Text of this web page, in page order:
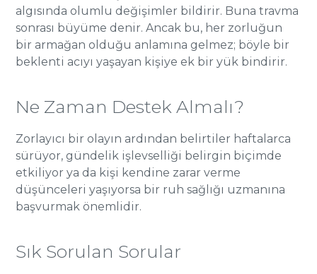
algısında olumlu değişimler bildirir. Buna travma
sonrası büyüme denir. Ancak bu, her zorluğun
bir armağan olduğu anlamına gelmez; böyle bir
beklenti acıyı yaşayan kişiye ek bir yük bindirir.
Ne Zaman Destek Almalı?
Zorlayıcı bir olayın ardından belirtiler haftalarca
sürüyor, gündelik işlevselliği belirgin biçimde
etkiliyor ya da kişi kendine zarar verme
düşünceleri yaşıyorsa bir ruh sağlığı uzmanına
başvurmak önemlidir.
Sık Sorulan Sorular